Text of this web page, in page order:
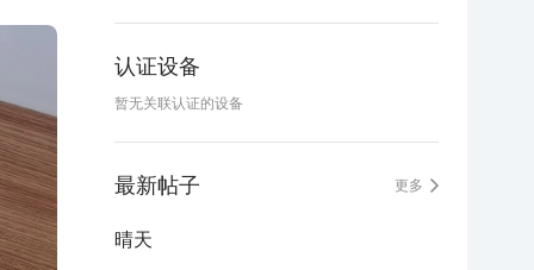
认证设备
暂无关联认证的设备
最新帖子 更多
晴天